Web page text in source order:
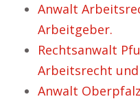
Anwalt
Arbeitgeber.
Rechtsanwalt
Arbeitsrecht und
Anwalt